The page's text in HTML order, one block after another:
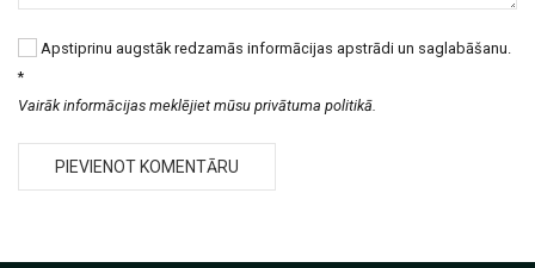
Apstiprinu augstāk redzamās informācijas apstrādi un saglabāšanu.
*
Vairāk informācijas meklējiet mūsu privātuma politikā.